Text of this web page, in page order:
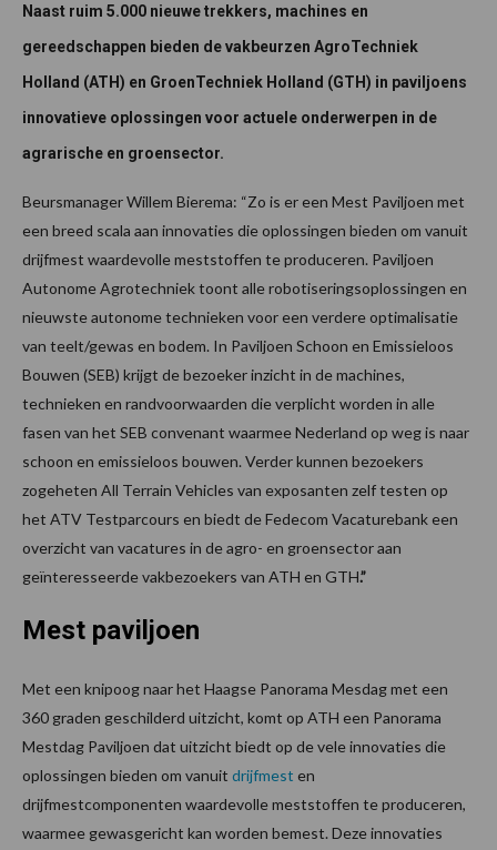
Naast ruim 5.000 nieuwe trekkers, machines en
gereedschappen bieden de vakbeurzen AgroTechniek
Holland (ATH) en GroenTechniek Holland (GTH) in paviljoens
innovatieve oplossingen voor actuele onderwerpen in de
agrarische en groensector.
Beursmanager Willem Bierema: “Zo is er een Mest Paviljoen met
een breed scala aan innovaties die oplossingen bieden om vanuit
drijfmest waardevolle meststoffen te produceren. Paviljoen
Autonome Agrotechniek toont alle robotiseringsoplossingen en
nieuwste autonome technieken voor een verdere optimalisatie
van teelt/gewas en bodem. In Paviljoen Schoon en Emissieloos
Bouwen (SEB) krijgt de bezoeker inzicht in de machines,
technieken en randvoorwaarden die verplicht worden in alle
fasen van het SEB convenant waarmee Nederland op weg is naar
schoon en emissieloos bouwen. Verder kunnen bezoekers
zogeheten All Terrain Vehicles van exposanten zelf testen op
het ATV Testparcours en biedt de Fedecom Vacaturebank een
overzicht van vacatures in de agro- en groensector aan
geïnteresseerde vakbezoekers van ATH en GTH.”
Mest paviljoen
Met een knipoog naar het Haagse Panorama Mesdag met een
360 graden geschilderd uitzicht, komt op ATH een Panorama
Mestdag Paviljoen dat uitzicht biedt op de vele innovaties die
oplossingen bieden om vanuit drijfmest en
drijfmestcomponenten waardevolle meststoffen te produceren,
waarmee gewasgericht kan worden bemest. Deze innovaties